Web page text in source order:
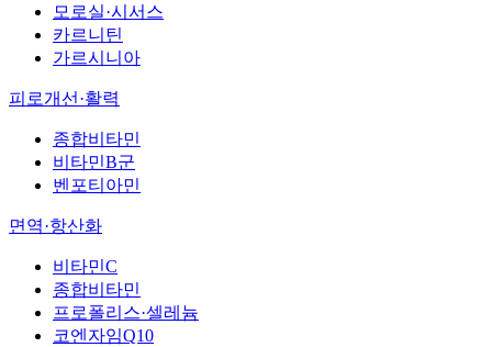
모로실·시서스
카르니틴
가르시니아
피로개선·활력
종합비타민
비타민B군
벤포티아민
면역·항산화
비타민C
종합비타민
프로폴리스·셀레늄
코엔자임Q10